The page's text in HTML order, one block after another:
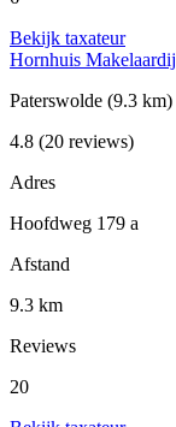
Bekijk taxateur
Hornhuis Makelaardij
Paterswolde (9.3 km)
4.8 (20 reviews)
Adres
Hoofdweg 179 a
Afstand
9.3 km
Reviews
20